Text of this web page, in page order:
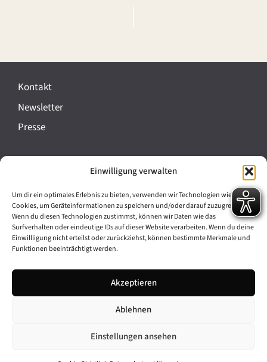
Einwilligung verwalten
Um dir ein optimales Erlebnis zu bieten, verwenden wir Technologien wie
Cookies, um Geräteinformationen zu speichern und/oder darauf zuzugreifen.
Wenn du diesen Technologien zustimmst, können wir Daten wie das
Surfverhalten oder eindeutige IDs auf dieser Website verarbeiten. Wenn du deine
Einwillligung nicht erteilst oder zurückziehst, können bestimmte Merkmale und
Funktionen beeinträchtigt werden.
Akzeptieren
Ablehnen
Einstellungen ansehen
e
a
n
t
l
t
u
g
-
Kontakt
Newsletter
Presse
Cookie-Richtlinie (EU)
Barrierefreiheit